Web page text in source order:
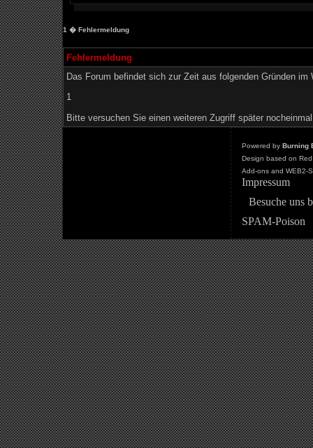
1 � Fehlermeldung
Fehlermeldung
Das Forum befindet sich zur Zeit aus folgenden Gründen im
1
Bitte versuchen Sie einen weiteren Zugriff später
Powered by Burning
Design based on
Add-ons and WEB2-
Impressum
Besuche uns
SPAM-Poison